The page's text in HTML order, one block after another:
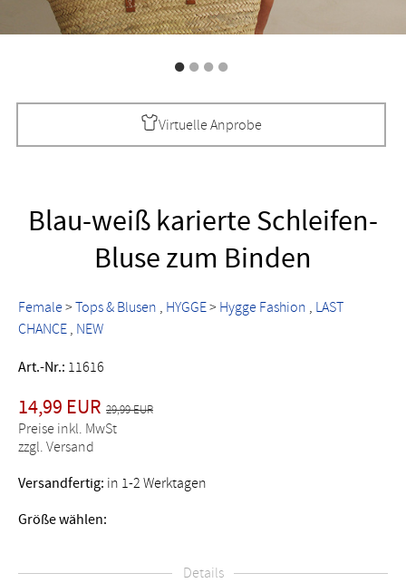
Virtuelle Anprobe
Blau-weiß karierte Schleifen-
Bluse zum Binden
Female> Tops & Blusen HYGGE> Hygge Fashion LAST
CHANCE NEW
Art.-Nr.: 11616
14,99 EUR 29,99 EUR
Preise inkl. MwSt
zzgl. Versand
Versandfertig: in 1-2 Werktagen
Größe wählen:
Details